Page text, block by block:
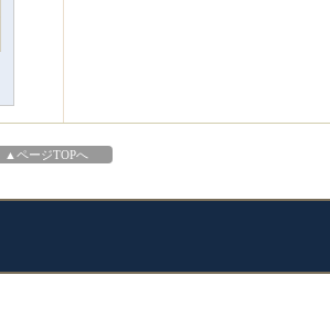
▲ページTOPへ